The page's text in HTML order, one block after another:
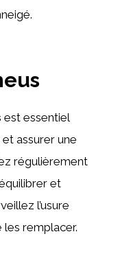
est essentiel
assurer une
régulièrement
et
l’usure
remplacer.